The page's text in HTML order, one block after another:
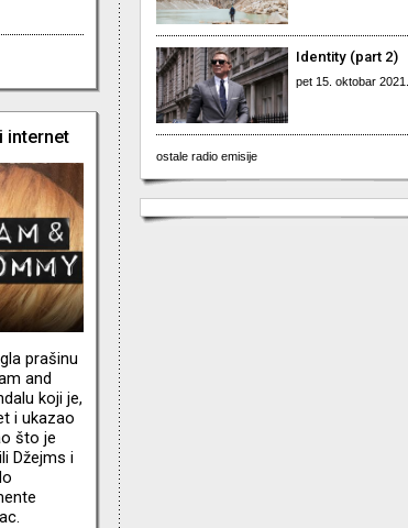
internet
prašinu
and
koji je,
i ukazao
što je
Džejms i
Identity (part 2)
pet 15. oktobar 2021.
ostale radio emisije